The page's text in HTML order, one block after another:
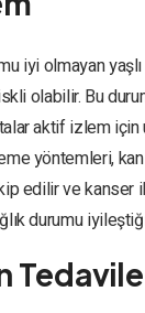
iyi olmayan
olabilir. Bu
aktif izlem için
yöntemleri,
edilir ve kanser
durumu